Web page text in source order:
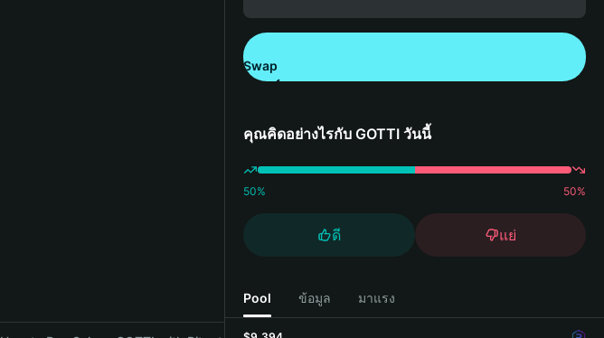
Swap
คุณคิดอย่างไรกับ GOTTI วันนี้
50% 50%
ดี แย่
Pool ข้อมูล มาแรง